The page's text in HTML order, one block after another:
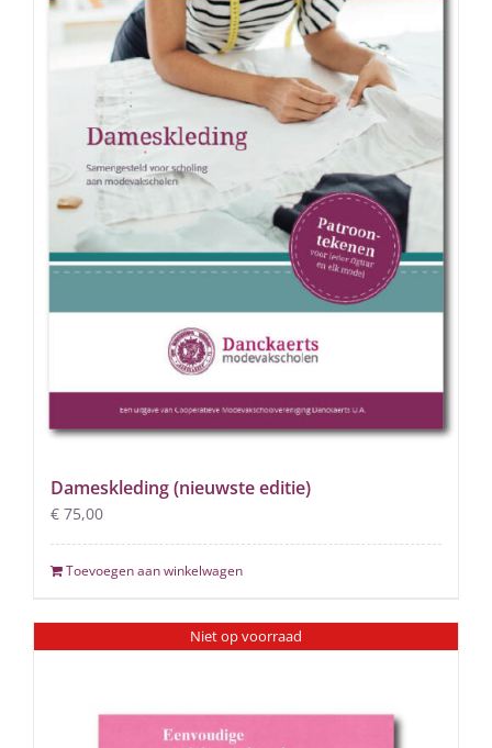
Dameskleding (nieuwste editie)
€ 75,00
Toevoegen aan winkelwagen
Niet op voorraad